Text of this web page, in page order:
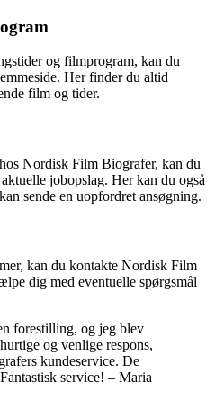
og filmprogram, kan du
Her finder du altid
film og tider.
Nordisk Film Biografer, kan du
jobopslag. Her kan du også
sende en uopfordret ansøgning.
kan du kontakte Nordisk Film
dig med eventuelle spørgsmål
forestilling, og jeg blev
og venlige respons,
kundeservice. De
service! – Maria